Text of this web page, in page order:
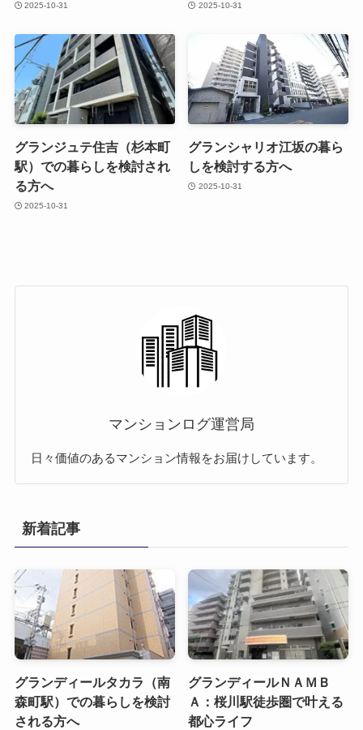
2025-10-31 2025-10-31
グランジュテ住吉（杉本町
駅）での暮らしを検討され
る方へ
2025-10-31
グランシャリオ江坂の暮ら
しを検討する方へ
2025-10-31
マンションログ運営局
日々価値のあるマンション情報をお届けしています。
新着記事
グランディールタカラ（南
森町駅）での暮らしを検討
される方へ
グランディールＮＡＭＢ
Ａ：桜川駅徒歩圏で叶える
都心ライフ